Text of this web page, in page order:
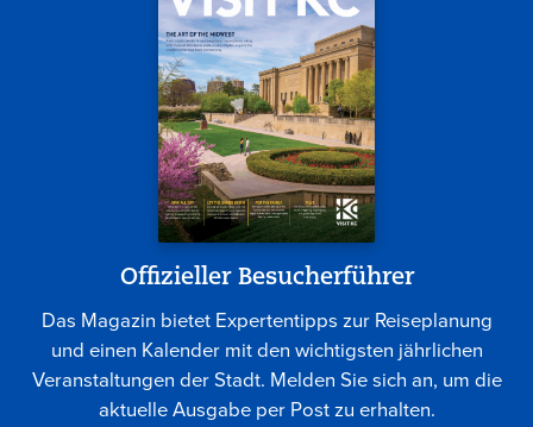
Offizieller Besucherführer
Das Magazin bietet Expertentipps zur Reiseplanung
und einen Kalender mit den wichtigsten jährlichen
Veranstaltungen der Stadt. Melden Sie sich an, um die
aktuelle Ausgabe per Post zu erhalten.